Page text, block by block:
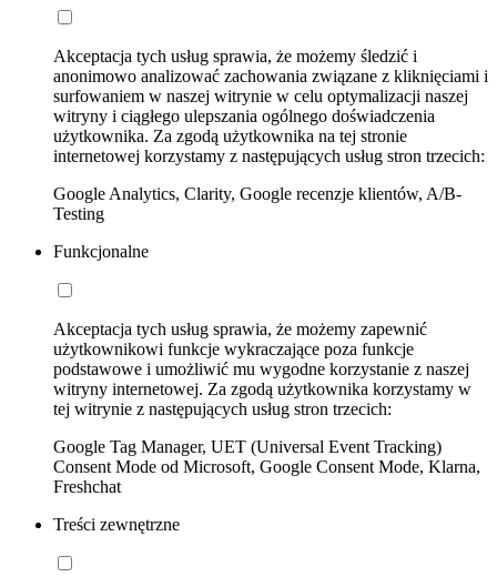
Akceptacja tych usług sprawia, że możemy śledzić i
anonimowo analizować zachowania związane z kliknięciami i
surfowaniem w naszej witrynie w celu optymalizacji naszej
witryny i ciągłego ulepszania ogólnego doświadczenia
użytkownika. Za zgodą użytkownika na tej stronie
internetowej korzystamy z następujących usług stron trzecich:
Google Analytics, Clarity, Google recenzje klientów, A/B-
Testing
Funkcjonalne
Akceptacja tych usług sprawia, że możemy zapewnić
użytkownikowi funkcje wykraczające poza funkcje
podstawowe i umożliwić mu wygodne korzystanie z naszej
witryny internetowej. Za zgodą użytkownika korzystamy w
tej witrynie z następujących usług stron trzecich:
Google Tag Manager, UET (Universal Event Tracking)
Consent Mode od Microsoft, Google Consent Mode, Klarna,
Freshchat
Treści zewnętrzne